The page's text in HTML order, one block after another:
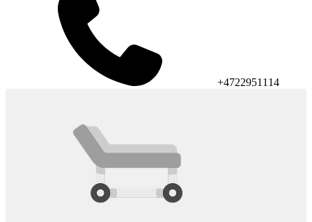
+4722951114